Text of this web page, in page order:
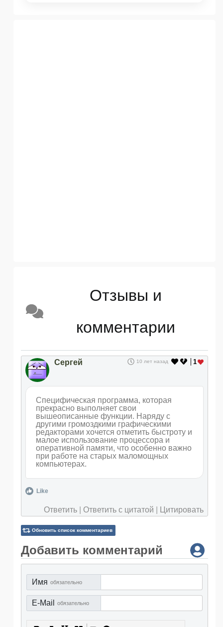
Отзывы и
комментарии
1
Сергей 10 лет назад
Специфическая программа, которая
прекрасно выполняет свои
вышеописанные функции. Наряду с
другими громоздкими графическими
редакторами хочется отметить быстроту и
малое использование процессора и
оперативной памяти, что особенно важно
при работе на старых маломощных
компьютерах.
Like
Ответить Ответить с цитатой Цитировать
Обновить список комментариев
Добавить комментарий
Имя обязательно
E-Mail обязательно